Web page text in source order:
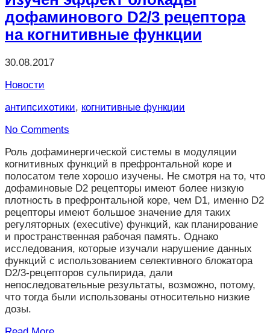
дофаминового D2/3 рецептора
на когнитивные функции
30.08.2017
Новости
антипсихотики, когнитивные функции
No Comments
Роль дофаминергической системы в модуляции
когнитивных функций в префронтальной коре и
полосатом теле хорошо изучены. Не смотря на то, что
дофаминовые D2 рецепторы имеют более низкую
плотность в префронтальной коре, чем D1, именно D2
рецепторы имеют большое значение для таких
регуляторных (executive) функций, как планирование
и пространственная рабочая память. Однако
исследования, которые изучали нарушение данных
функций с использованием селективного блокатора
D2/3-рецепторов сульпирида, дали
непоследовательные результаты, возможно, потому,
что тогда были использованы относительно низкие
дозы.